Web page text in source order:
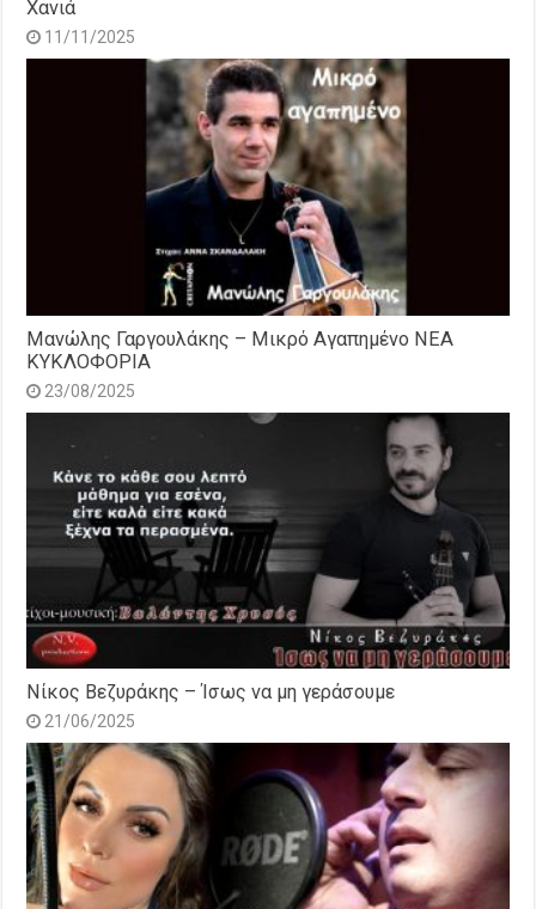
Χανιά
11/11/2025
Μανώλης Γαργουλάκης – Μικρό Αγαπημένο NEΑ
ΚΥΚΛΟΦΟΡΙΑ
23/08/2025
Νίκος Βεζυράκης – Ίσως να μη γεράσουμε
21/06/2025